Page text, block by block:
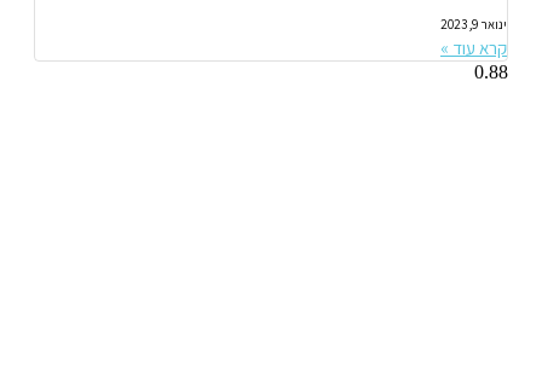
ינואר 9, 2023
קרא עוד »